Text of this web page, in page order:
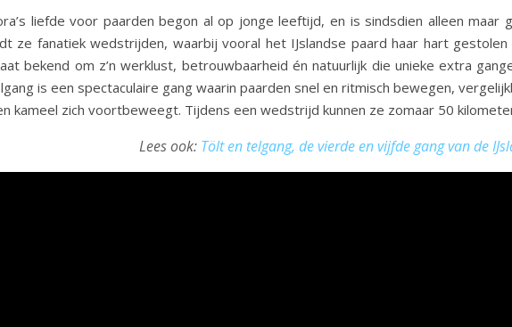
liefde voor paarden begon al op jonge leeftijd, en is sindsdien alleen maar
ze fanatiek wedstrijden, waarbij vooral het IJslandse paard haar hart
bekend om z’n werklust, betrouwbaarheid én natuurlijk die unieke extra
is een spectaculaire gang waarin paarden snel en ritmisch bewegen,
kameel zich voortbeweegt. Tijdens een wedstrijd kunnen ze zomaar 50
Lees ook: Tölt en telgang, de vierde en vijfde gang van de